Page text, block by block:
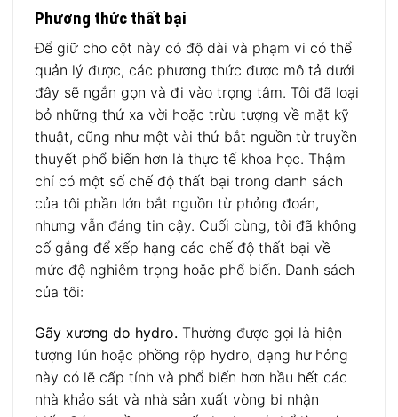
Phương thức thất bại
Để giữ cho cột này có độ dài và phạm vi có thể
quản lý được, các phương thức được mô tả dưới
đây sẽ ngắn gọn và đi vào trọng tâm. Tôi đã loại
bỏ những thứ xa vời hoặc trừu tượng về mặt kỹ
thuật, cũng như một vài thứ bắt nguồn từ truyền
thuyết phổ biến hơn là thực tế khoa học. Thậm
chí có một số chế độ thất bại trong danh sách
của tôi phần lớn bắt nguồn từ phỏng đoán,
nhưng vẫn đáng tin cậy. Cuối cùng, tôi đã không
cố gắng để xếp hạng các chế độ thất bại về
mức độ nghiêm trọng hoặc phổ biến. Danh sách
của tôi:
Gãy xương do hydro. Thường được gọi là hiện
tượng lún hoặc phồng rộp hydro, dạng hư hỏng
này có lẽ cấp tính và phổ biến hơn hầu hết các
nhà khảo sát và nhà sản xuất vòng bi nhận